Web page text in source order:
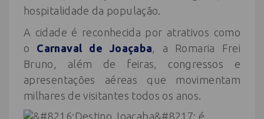
hospitalidade da população.
A cidade é reconhecida por atrativos como
o Carnaval de Joaçaba , a Romaria Frei
Bruno, além de feiras, congressos e
apresentações aéreas que movimentam
milhares de visitantes todos os anos.